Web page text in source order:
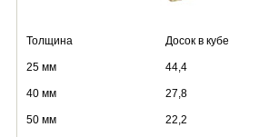
Толщина Досок в кубе В
25 мм 44,4
40 мм 27,8
50 мм 22,2